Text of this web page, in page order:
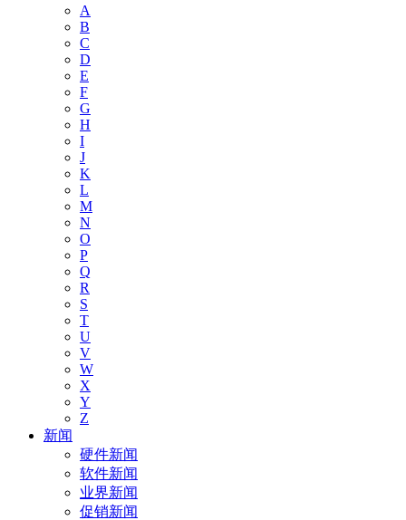
A
B
C
D
E
F
G
H
I
J
K
L
M
N
O
P
Q
R
S
T
U
V
W
X
Y
Z
新闻
硬件新闻
软件新闻
业界新闻
促销新闻